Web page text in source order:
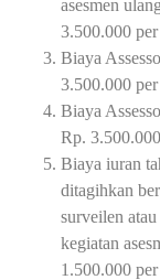
asesmen
3.500.000
Biaya
3.500.000
Biaya
Rp.
Biaya iuran
ditagihkan
surveilen
kegiatan
1.500.000